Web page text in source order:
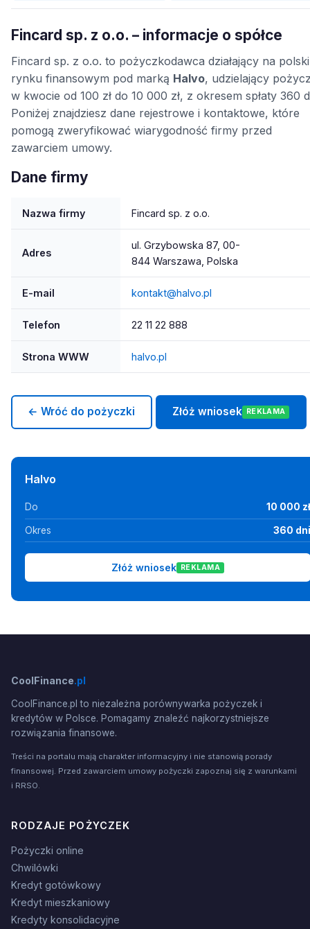
Fincard sp. z o.o. – informacje o spółce
Fincard sp. z o.o. to pożyczkodawca działający na
rynku finansowym pod marką Halvo, udzielający
w kwocie od 100 zł do 10 000 zł, z okresem spłaty 360
Poniżej znajdziesz dane rejestrowe i kontaktowe, które
pomogą zweryfikować wiarygodność firmy przed
zawarciem umowy.
Dane firmy
Nazwa firmy Fincard sp. z o.o.
Adres
ul. Grzybowska 87, 00-
844 Warszawa, Polska
E-mail kontakt@halvo.pl
Telefon 22 11 22 888
Strona WWW halvo.pl
← Wróć do pożyczki Złóż wniosek REKLAMA
Halvo
Do 10 000 zł
Okres 360 dni
Złóż wniosek REKLAMA
CoolFinance.pl
CoolFinance.pl to niezależna porównywarka pożyczek i
kredytów w Polsce. Pomagamy znaleźć najkorzystniejsze
rozwiązania finansowe.
Treści na portalu mają charakter informacyjny i nie stanowią porady
finansowej. Przed zawarciem umowy pożyczki zapoznaj się z warunkami
i RRSO.
RODZAJE POŻYCZEK
Pożyczki online
Chwilówki
Kredyt gotówkowy
Kredyt mieszkaniowy
Kredyty konsolidacyjne